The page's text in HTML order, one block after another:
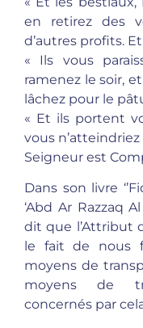
en retirez des
d’autres profits.
« Ils vous
ramenez le soir,
lâchez pour le
« Et ils portent
vous
Seigneur est
Dans son livre
‘Abd Ar Razzaq
dit que l’Attribut
le fait de nous
moyens de
moyens de
concernés par